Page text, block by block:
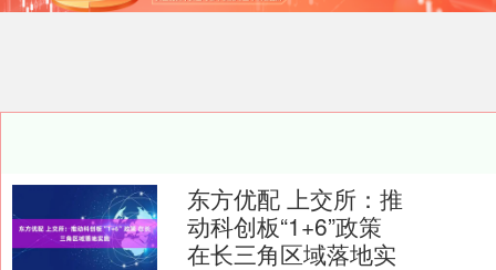
东方优配 上交所：推
动科创板“1+6”政策
在长三角区域落地实